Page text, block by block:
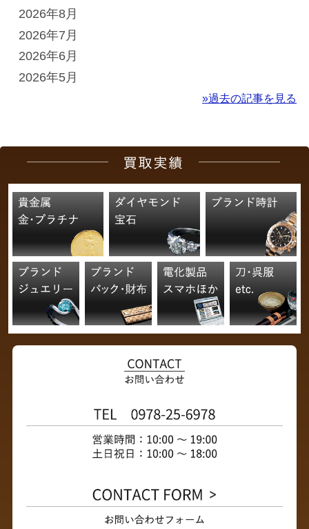
2026年8月
2026年7月
2026年6月
2026年5月
»過去の記事を見る